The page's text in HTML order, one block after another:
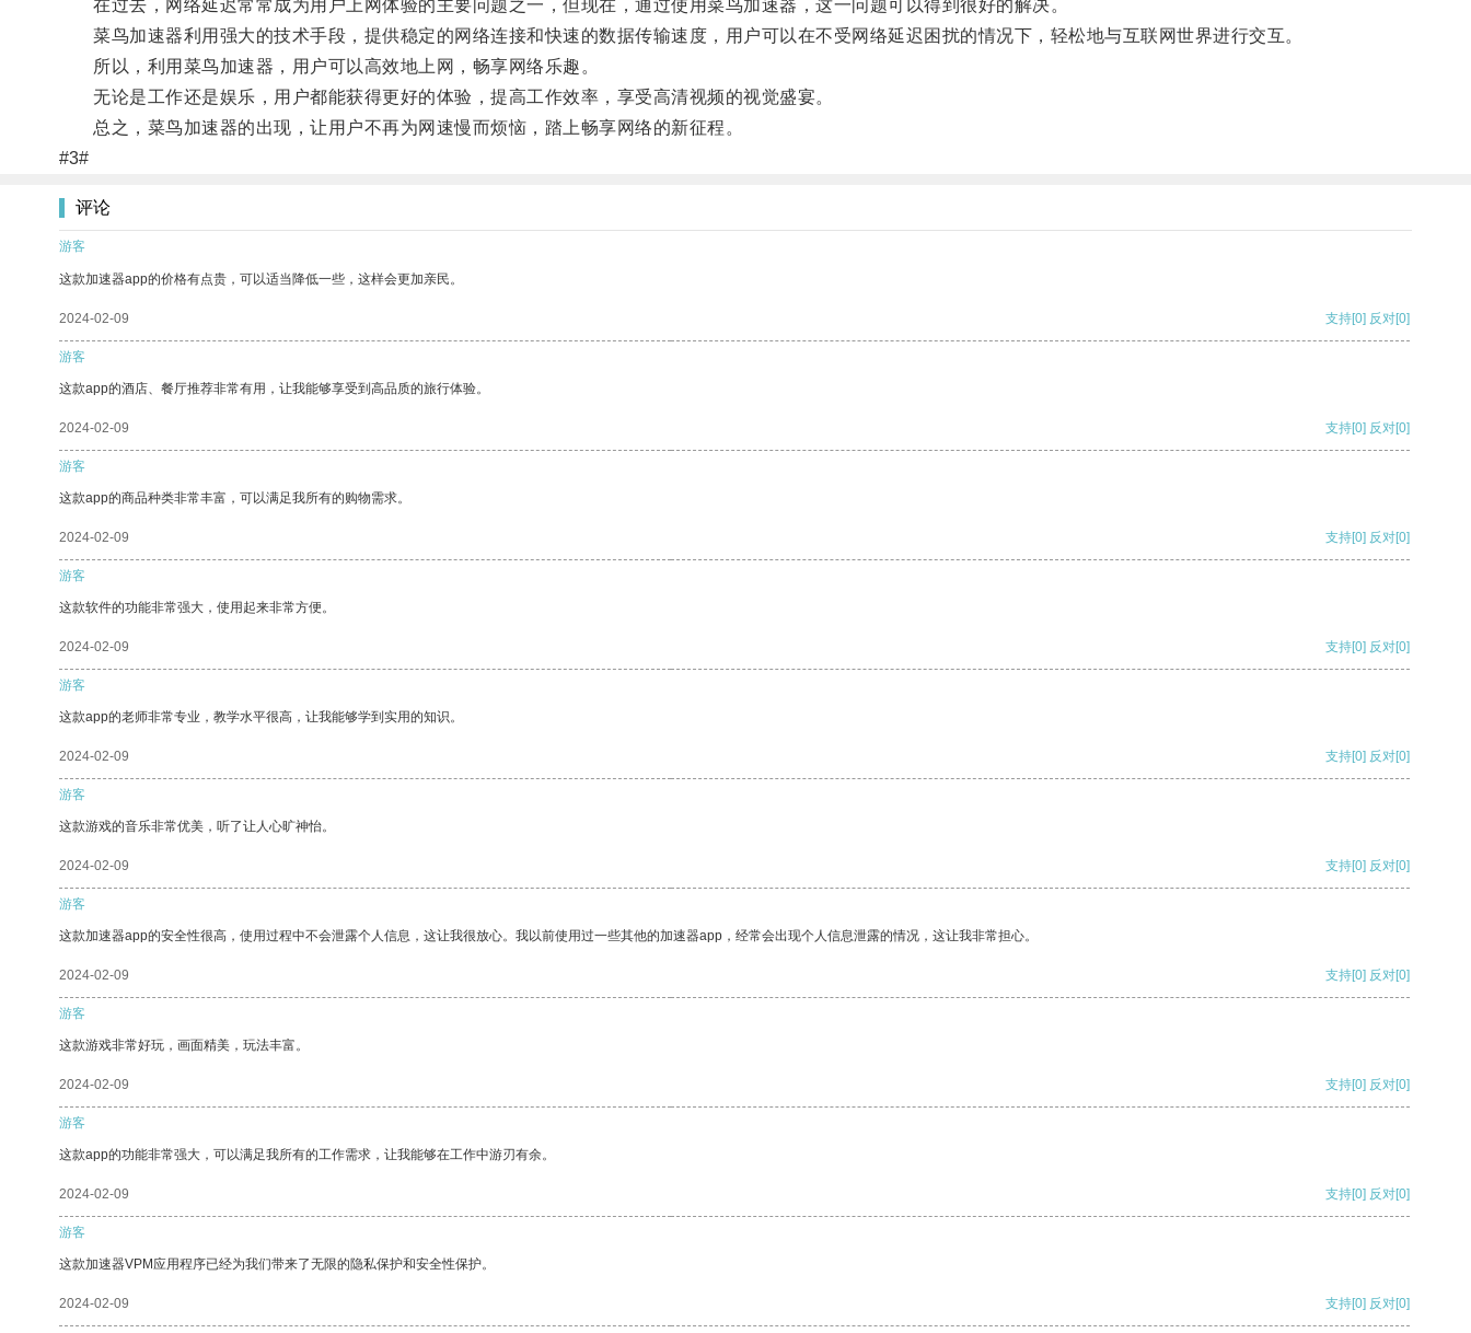
在过去，网络延迟常常成为用户上网体验的主要问题之一，但现在，通过使用菜鸟加速器，这一问题可以得到很好的解决。
菜鸟加速器利用强大的技术手段，提供稳定的网络连接和快速的数据传输速度，用户可以在不受网络延迟困扰的情况下，轻松地与互联网世界进行交互。
所以，利用菜鸟加速器，用户可以高效地上网，畅享网络乐趣。
无论是工作还是娱乐，用户都能获得更好的体验，提高工作效率，享受高清视频的视觉盛宴。
总之，菜鸟加速器的出现，让用户不再为网速慢而烦恼，踏上畅享网络的新征程。
#3#
评论
游客
这款加速器app的价格有点贵，可以适当降低一些，这样会更加亲民。
2024-02-09 支持[0] 反对[0]
游客
这款app的酒店、餐厅推荐非常有用，让我能够享受到高品质的旅行体验。
2024-02-09 支持[0] 反对[0]
游客
这款app的商品种类非常丰富，可以满足我所有的购物需求。
2024-02-09 支持[0] 反对[0]
游客
这款软件的功能非常强大，使用起来非常方便。
2024-02-09 支持[0] 反对[0]
游客
这款app的老师非常专业，教学水平很高，让我能够学到实用的知识。
2024-02-09 支持[0] 反对[0]
游客
这款游戏的音乐非常优美，听了让人心旷神怡。
2024-02-09 支持[0] 反对[0]
游客
这款加速器app的安全性很高，使用过程中不会泄露个人信息，这让我很放心。我以前使用过一些其他的加速器app，经常会出现个人信息泄露的情况，这让我非常担心。
2024-02-09 支持[0] 反对[0]
游客
这款游戏非常好玩，画面精美，玩法丰富。
2024-02-09 支持[0] 反对[0]
游客
这款app的功能非常强大，可以满足我所有的工作需求，让我能够在工作中游刃有余。
2024-02-09 支持[0] 反对[0]
游客
这款加速器VPM应用程序已经为我们带来了无限的隐私保护和安全性保护。
2024-02-09 支持[0] 反对[0]